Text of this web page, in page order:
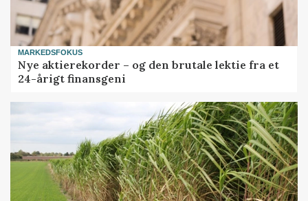
MARKEDSFOKUS
Nye aktierekorder – og den brutale lektie fra et
24-årigt finansgeni